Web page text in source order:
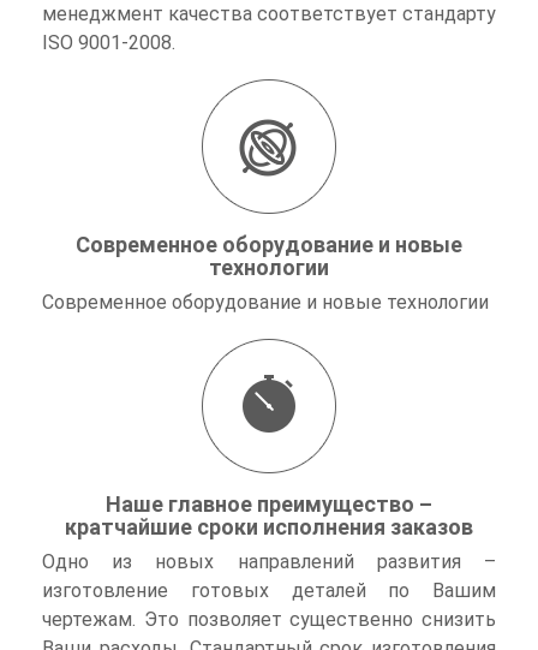
менеджмент качества соответствует стандарту
ISO 9001-2008.
Современное оборудование и новые
технологии
Современное оборудование и новые технологии
Наше главное преимущество –
кратчайшие сроки исполнения заказов
Одно из новых направлений развития –
изготовление готовых деталей по Вашим
чертежам. Это позволяет существенно снизить